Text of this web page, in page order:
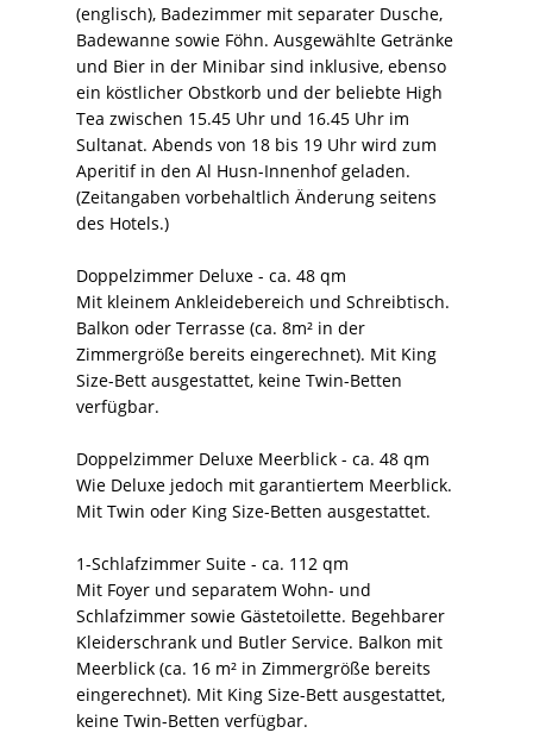
(englisch), Badezimmer mit separater Dusche,
Badewanne sowie Föhn. Ausgewählte Getränke
und Bier in der Minibar sind inklusive, ebenso
ein köstlicher Obstkorb und der beliebte High
Tea zwischen 15.45 Uhr und 16.45 Uhr im
Sultanat. Abends von 18 bis 19 Uhr wird zum
Aperitif in den Al Husn-Innenhof geladen.
(Zeitangaben vorbehaltlich Änderung seitens
des Hotels.)
Doppelzimmer Deluxe - ca. 48 qm
Mit kleinem Ankleidebereich und Schreibtisch.
Balkon oder Terrasse (ca. 8m² in der
Zimmergröße bereits eingerechnet). Mit King
Size-Bett ausgestattet, keine Twin-Betten
verfügbar.
Doppelzimmer Deluxe Meerblick - ca. 48 qm
Wie Deluxe jedoch mit garantiertem Meerblick.
Mit Twin oder King Size-Betten ausgestattet.
1-Schlafzimmer Suite - ca. 112 qm
Mit Foyer und separatem Wohn- und
Schlafzimmer sowie Gästetoilette. Begehbarer
Kleiderschrank und Butler Service. Balkon mit
Meerblick (ca. 16 m² in Zimmergröße bereits
eingerechnet). Mit King Size-Bett ausgestattet,
keine Twin-Betten verfügbar.